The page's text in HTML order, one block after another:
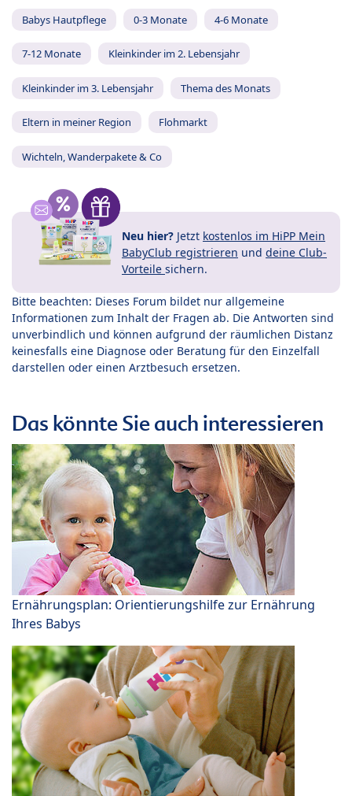
Babys Hautpflege 0-3 Monate 4-6 Monate
7-12 Monate Kleinkinder im 2. Lebensjahr
Kleinkinder im 3. Lebensjahr Thema des Monats
Eltern in meiner Region Flohmarkt
Wichteln, Wanderpakete & Co
Neu hier? Jetzt kostenlos im HiPP Mein
BabyClub registrieren und deine Club-
Vorteile sichern.
Bitte beachten: Dieses Forum bildet nur allgemeine
Informationen zum Inhalt der Fragen ab. Die Antworten sind
unverbindlich und können aufgrund der räumlichen Distanz
keinesfalls eine Diagnose oder Beratung für den Einzelfall
darstellen oder einen Arztbesuch ersetzen.
Das könnte Sie auch interessieren
Ernährungsplan: Orientierungshilfe zur Ernährung
Ihres Babys